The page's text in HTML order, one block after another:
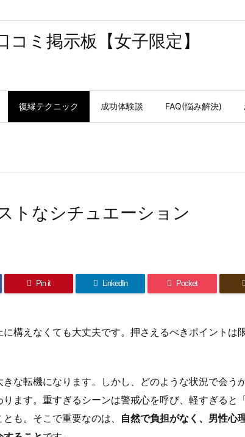
ミ掲示板【女子限定】
復縁テクニック 成功体験談 FAQ(悩み解決)
トなシチュエーション
Pin it LinkedIn Pocket
構えなくても大丈夫です。押さえるべきポイントは
な転機になります。しかし、どのような状況で会う
ます。重すぎるシーンは警戒心を呼び、軽すぎると
も。そこで重要なのは、 自然で負担がなく、男性心